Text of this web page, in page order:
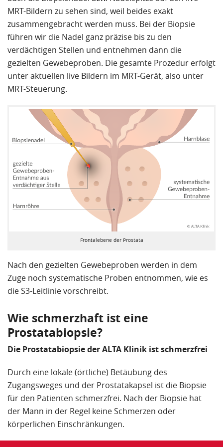
zuvor in der Martini Klinik in Hamburg gemacht
wurden und stellte fest, dass da bereits der Tumor
in kleinerer Form zu sehen war!
Der leitende Arzt meinte, dass die ausführende
Ärztin bei der Biopsie mit den Stanzen daneben
gestochen haben muss. Es könnte dadurch
gekommen sein, dass meine Prostata sich bei der
Ultraschallkamera durch das Drücken gegen die
Prostata etwas verformt haben müsste. Diese
Verformung kann der PC nicht ganz ausgleichen.
Aufgrund der fusionierten Aufnahmen ging die
Ärztin fälschlicherweise von exakten Treffern aus.
Auch die zu relativ große Entfernung von der
Rektumwand bis zum Tumor mit 3,2 cm kann
Einfluss auf die Treffgenauigkeit haben.
Der leitende Arzt in München empfahl, dass ich
wohnortnah in der Martini Klinik in Hamburg nach 3
sollte. Diese aber nur in dem Areal, wo sich dieser
Tumor befindet. Als ich diesen leitenden Arzt fragte,
was man machen könnte, wenn der Tumor dann
Antwort: „Ja, dann weiß ich auch nicht, was man
noch machen könnte“.
leitenden Arzt, Herrn Dr. B., in der Martini Klinik rief
er mich an und sagte, dass er sich nicht sicher sein
kann, ob er diesen Tumor mit weiteren 4-6 Stanzen
treffen würde. Ich sollte mich jedoch an die Alta
Klinik in Bielefeld wenden, die treffen zu 100 % den
MRT-Bildern zu sehen sind, weil beides exakt
zusammengebracht werden muss. Bei der Biopsie
führen wir die Nadel ganz präzise bis zu den
verdächtigen Stellen und entnehmen dann die
gezielten Gewebeproben. Die gesamte Prozedur erfolgt
unter aktuellen live Bildern im MRT-Gerät, also unter
MRT-Steuerung.
Frontalebene der Prostata
Nach den gezielten Gewebeproben werden in dem
Zuge noch systematische Proben entnommen, wie es
die S3-Leitlinie vorschreibt.
Wie schmerzhaft ist eine
Prostatabiopsie?
Die Prostatabiopsie der ALTA Klinik ist schmerzfrei
Durch eine lokale (örtliche) Betäubung des
Zugangsweges und der Prostatakapsel ist die Biopsie
für den Patienten schmerzfrei. Nach der Biopsie hat
der Mann in der Regel keine Schmerzen oder
körperlichen Einschränkungen.